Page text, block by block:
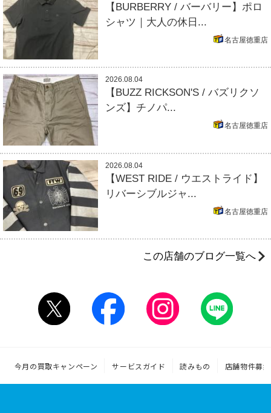
【BURBERRY / バーバリー】ポロ
シャツ｜大人の休日...
名古屋徳重店
2026.08.04
【BUZZ RICKSON'S / バズリクソ
ンズ】チノパ...
名古屋徳重店
2026.08.04
【WEST RIDE / ウエストライド】
リバーシブルジャ...
名古屋徳重店
この店舗のブログ一覧へ
今月の買取キャンペーン サービスガイド 読みもの 店舗物件募集